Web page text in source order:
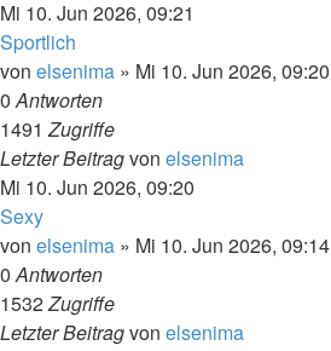
Mi 10. Jun 2026, 09:21
Sportlich
von elsenima » Mi 10. Jun 2026, 09:20
0Antworten
1491Zugriffe
Letzter Beitragvon elsenima
Mi 10. Jun 2026, 09:20
Sexy
von elsenima » Mi 10. Jun 2026, 09:14
0Antworten
1532Zugriffe
Letzter Beitragvon elsenima